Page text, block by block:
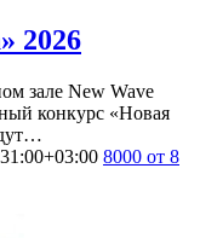
2026
зале New Wave
конкурс «Новая
8000 от 8